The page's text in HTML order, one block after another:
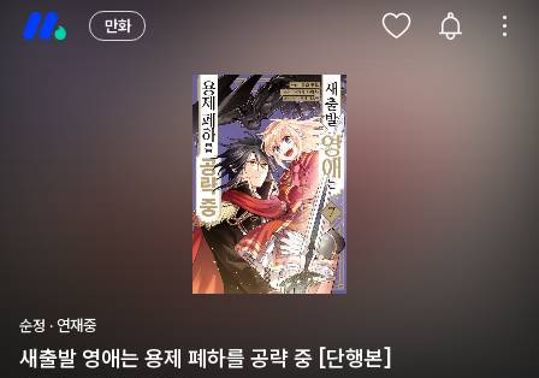
만화
순정 · 연재중
새출발 영애는 용제 폐하를 공략 중 [단행본]